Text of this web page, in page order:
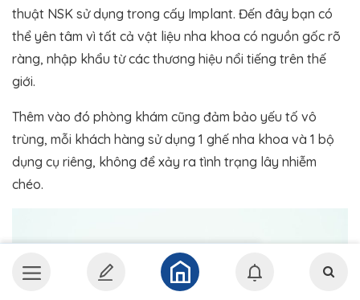
thuật NSK sử dụng trong cấy Implant. Đến đây bạn có
thể yên tâm vì tất cả vật liệu nha khoa có nguồn gốc rõ
ràng, nhập khẩu từ các thương hiệu nổi tiếng trên thế
giới.
Thêm vào đó phòng khám cũng đảm bảo yếu tố vô
trùng, mỗi khách hàng sử dụng 1 ghế nha khoa và 1 bộ
dụng cụ riêng, không để xảy ra tình trạng lây nhiễm
chéo.